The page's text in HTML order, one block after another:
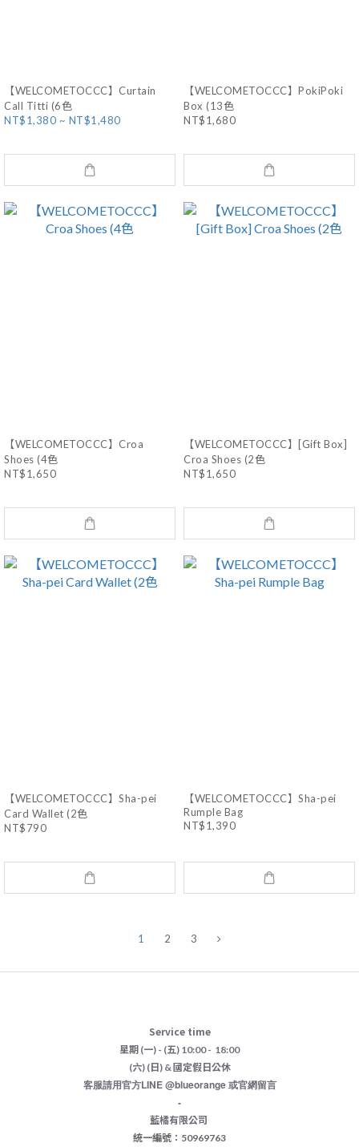
【WELCOMETOCCC】Curtain
Call Titti (6色
NT$1,380 ~ NT$1,480
【WELCOMETOCCC】PokiPoki
Box (13色
NT$1,680
【WELCOMETOCCC】Croa
Shoes (4色
NT$1,650
【WELCOMETOCCC】[Gift Box]
Croa Shoes (2色
NT$1,650
【WELCOMETOCCC】Sha-pei
Card Wallet (2色
NT$790
【WELCOMETOCCC】Sha-pei
Rumple Bag
NT$1,390
1 2 3
Service time
星期 (一) - (五) 10:00 - 18:00
(六) (日) & 國定假日公休
客服請用官方LINE @blueorange 或官網留言
-
藍橘有限公司
統一編號：50969763